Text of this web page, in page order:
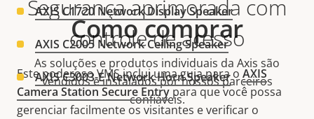
Segurança aprimorada com
controle de acesso
Este poderoso VMS inclui uma guia para o AXIS
Camera Station Secure Entry para que você possa
gerenciar facilmente os visitantes e verificar o
AXIS C1720 Network Display Speaker
AXIS C2005 Network Ceiling Speaker
AXIS C3003-E Network Horn Speaker
Como comprar
As soluções e produtos individuais da Axis são
vendidos e instalados por nossos parceiros
confiáveis.